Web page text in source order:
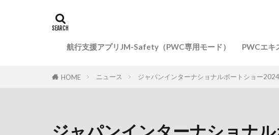
航行支援アプリJM-Safety（PWC専用モード） PWCエキ
HOME ニュース ジャパンインターナショナルボートショー